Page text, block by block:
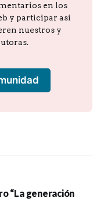
en los
y participar así
nuestros y
“La generación